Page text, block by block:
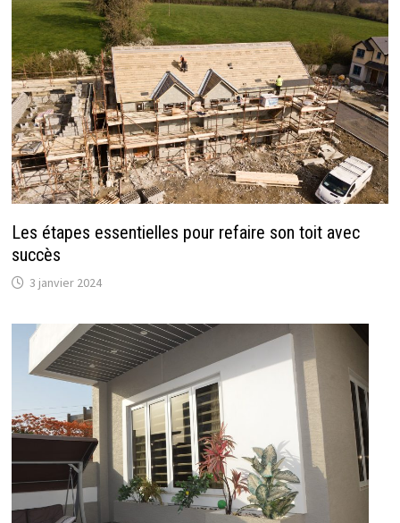
Les étapes essentielles pour refaire son toit avec
succès
3 janvier 2024